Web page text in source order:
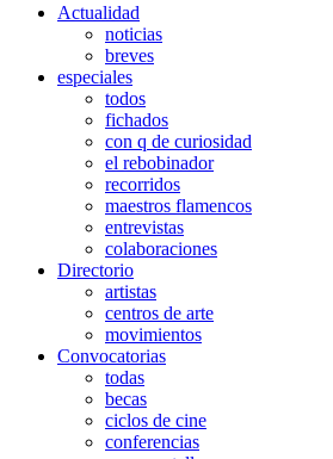
Actualidad
noticias
breves
especiales
todos
fichados
con q de curiosidad
el rebobinador
recorridos
maestros flamencos
entrevistas
colaboraciones
Directorio
artistas
centros de arte
movimientos
Convocatorias
todas
becas
ciclos de cine
conferencias